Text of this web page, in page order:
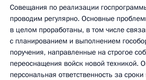
Совещания по реализации
проводим регулярно. Основные
в целом проработаны, в том числе
с планированием и выполнением
поручения, направленные на строгое
переоснащения войск новой техникой.
персональная ответственность за сроки